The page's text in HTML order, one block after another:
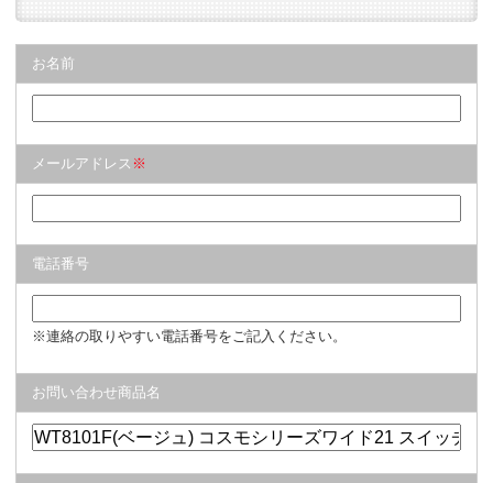
お名前
メールアドレス ※
電話番号
※連絡の取りやすい電話番号をご記入ください。
お問い合わせ商品名